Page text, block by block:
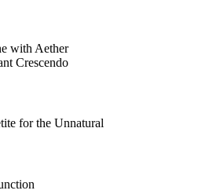
with Aether
Crescendo
for the Unnatural